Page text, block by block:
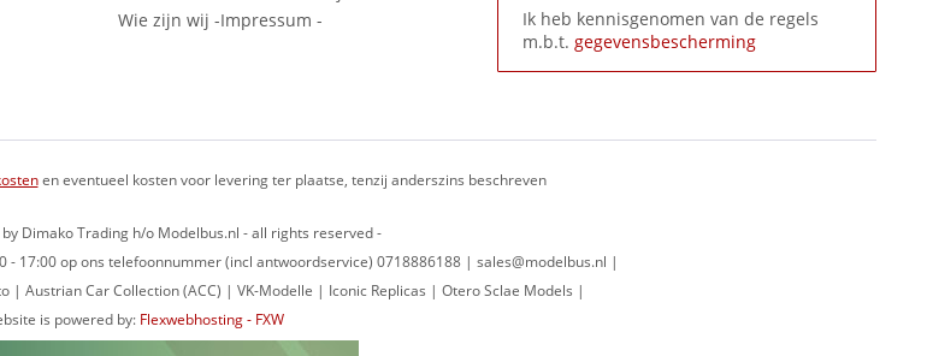
Wie zijn wij -Impressum -
Ik heb kennisgenomen van de regels
m.b.t. gegevensbescherming
en eventueel kosten voor levering ter plaatse, tenzij anderszins beschreven
Dimako Trading h/o Modelbus.nl - all rights reserved -
17:00 op ons telefoonnummer (incl antwoordservice) 0718886188 | sales@modelbus.nl |
| Austrian Car Collection (ACC) | VK-Modelle | Iconic Replicas | Otero Sclae Models |
is powered by: Flexwebhosting - FXW